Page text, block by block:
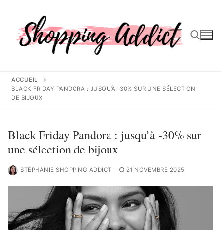
contenu
ACCUEIL
BLACK FRIDAY PANDORA : JUSQU’À -30% SUR UNE SÉLECTION
DE BIJOUX
Black Friday Pandora : jusqu’à -30% sur
une sélection de bijoux
STÉPHANIE SHOPPING ADDICT 21 NOVEMBRE 2025